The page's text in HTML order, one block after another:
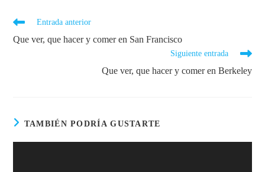
Entrada anterior
Que ver, que hacer y comer en San Francisco
Siguiente entrada
Que ver, que hacer y comer en Berkeley
TAMBIÉN PODRÍA GUSTARTE